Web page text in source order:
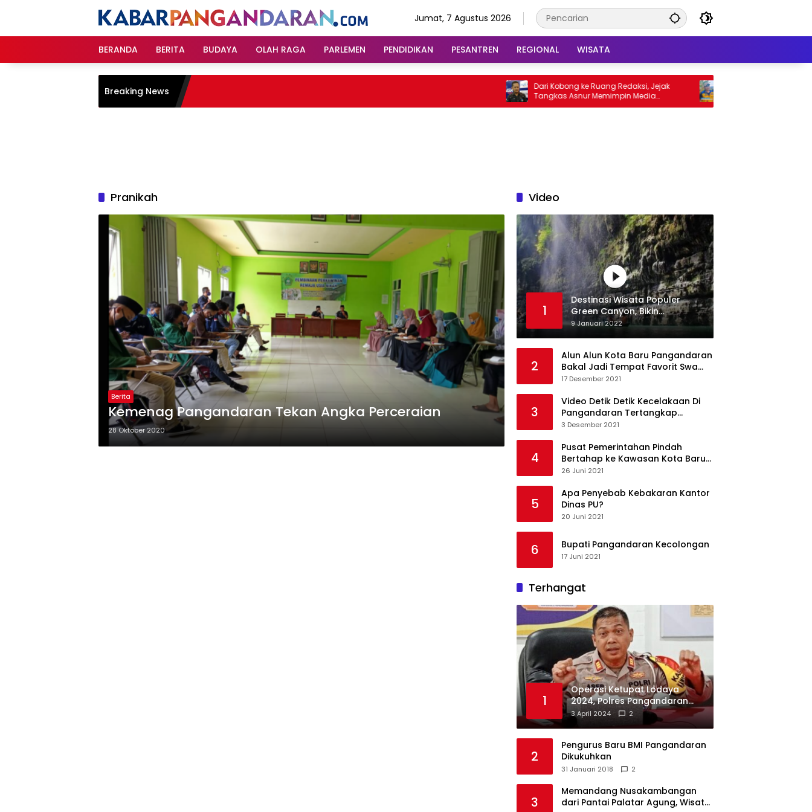
Jumat, 7 Agustus 2026
BERANDA BERITA BUDAYA OLAH RAGA PARLEMEN PENDIDIKAN PESANTREN REGIONAL WISATA
Breaking News
Dari Kobong ke Ruang Redaksi, Jejak
Tangkas Asnur Memimpin Media
Sumedang Ekspres
Sampaikan Mohon Maaf,
Sumedang Gerak Cepat
Perbaikan Jalur
Pranikah
Berita
Kemenag Pangandaran Tekan Angka Perceraian
28 Oktober 2020
Video
1
Destinasi Wisata Populer
Green Canyon, Bikin
Ketagihan Wisatawan
9 Januari 2022
2
Alun Alun Kota Baru Pangandaran
Bakal Jadi Tempat Favorit Swa
Foto Selfie
17 Desember 2021
3
Video Detik Detik Kecelakaan Di
Pangandaran Tertangkap
Kamera Handphone
3 Desember 2021
4
Pusat Pemerintahan Pindah
Bertahap ke Kawasan Kota Baru
Pangandaran
26 Juni 2021
5
Apa Penyebab Kebakaran Kantor
Dinas PU?
20 Juni 2021
6 Bupati Pangandaran Kecolongan
17 Juni 2021
Terhangat
1
Operasi Ketupat Lodaya
2024, Polres Pangandaran
Dirikan 12 Pos Pengamanan
3 April 2024 2
2
Pengurus Baru BMI Pangandaran
Dikukuhkan
31 Januari 2018 2
3
Memandang Nusakambangan
dari Pantai Palatar Agung, Wisata